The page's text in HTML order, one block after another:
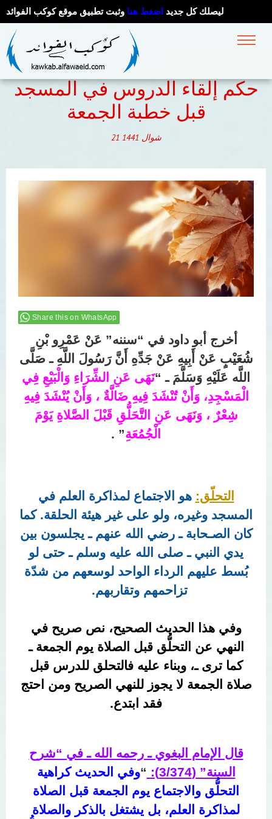
ليصلك كل جديد اضغط هنا وثبت تطبيق موقع كوكب الفوائد
حكم إلقاء الدروس في المسجد
قبل خطبة الجمعة
21 شوال 1441
Share this on WhatsApp
أخرج أبو داود في “سننه” عَنْ عَمْرِو بْنِ
شُعَيْبٍ عَنْ أَبِيهِ عَنْ جَدِّهِ أَنَّ رَسُولَ اللَّهِ ـ صَلَّى
اللَّه عَلَيْهِ وَسَلَّمَ ـ “نَهَى عَنِ الشِّرَاءِ وَالْبَيْعِ فِي
الْمَسْجِدِ، وَأَنْ تُنْشَدَ فِيهِ ضَالَّةٌ ، وَأَنْ يُنْشَدَ فِيهِ
شِعْرٌ ، وَنَهَى عَنِ التَّحَلُّقِ قَبْلَ الصَّلاةِ يَوْمَ
الْجُمُعَةِ” .
التحلّق: هو الاجتماع لمذاكرة العلم في
المسجد وغيره، ولو على غير هيئة الحلقة. كما
كان الصـحابة ـ رضي الله عنهم ـ يجلسون بين
يدي النبي ـ صلى الله عليه وسلم ـ حتى لو
بُسط عليهم الرداء الواحد لوسعهم من شدّة
تزاحمهم وتقاربهم.
وفي هذا الحديث الصحيح، نص صريح في
النهي عن التحلُّق قبل الصلاة يوم الجمعة ـ
كما ترى ـ، وبناء عليه فالتحلق للدرس قبل
صلاة الجمعة لا يجوز للنهي الصريح ومن احتج
فقد ابتدع.
قال الإمام البغوي ـ رحمه الله ـ في “شرح
السنة” (3/374):
“وفي الحديث كراهية
التحلُّق والاجتماع يوم الجمعة قبل الصلاة
لمذاكرة العلم، بل يشتغل بالذكر والصلاة